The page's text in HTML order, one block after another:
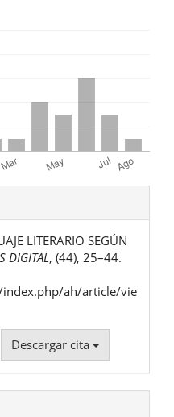
LITERARIO SEGÚN
DIGITAL, (44), 25–44.
ah/article/vie
Descargar cita